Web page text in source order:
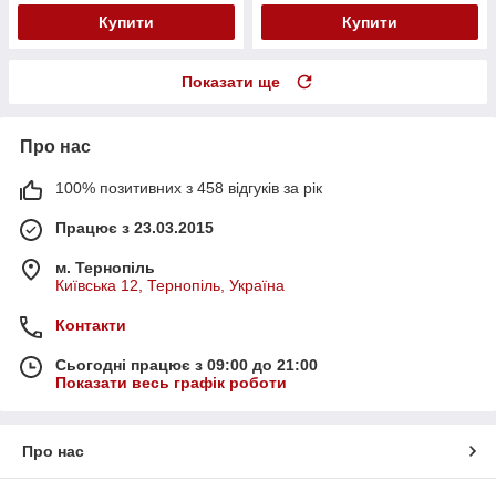
Купити Купити
Показати ще
Про нас
100% позитивних з 458 відгуків за рік
Працює з 23.03.2015
м. Тернопіль
Київська 12, Тернопіль, Україна
Контакти
Сьогодні працює з 09:00 до 21:00
Показати весь графік роботи
Про нас